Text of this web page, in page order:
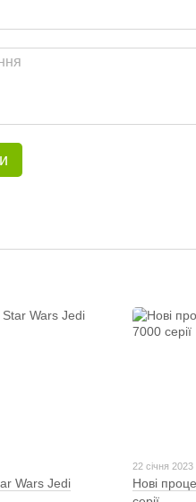
Wars Jedi
22 січня 2023
Нові